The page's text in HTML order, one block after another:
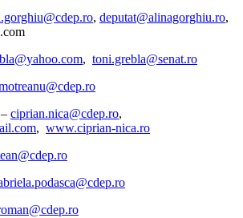
, deputat@alinagorghiu.ro,
, toni.grebla@senat.ro
ciprian.nica@cdep.ro,
, www.ciprian-nica.ro